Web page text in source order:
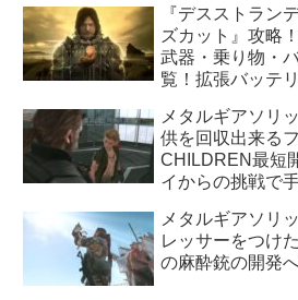
『デスストラン
ズカット』攻略
武器・乗り物・
覧！拡張バッテ
る！？
メタルギアソリ
供を回収出来る
CHILDREN最短
イからの挑戦で
メタルギアソリ
レッサーをつけ
の麻酔銃の開発